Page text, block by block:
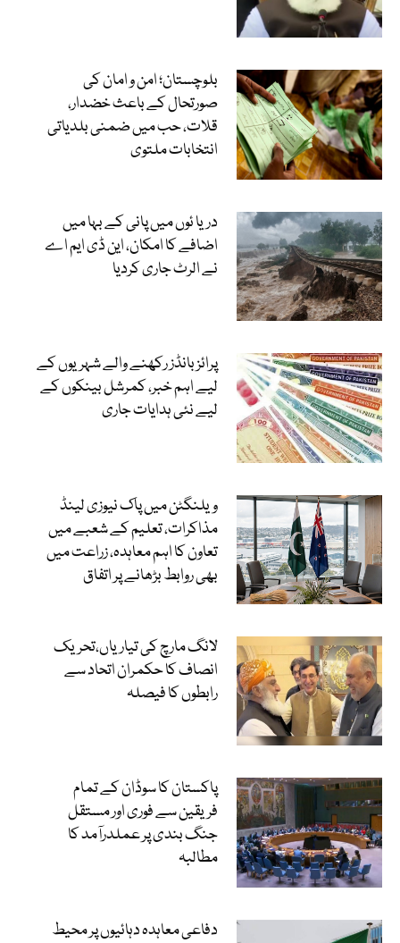
بلوچستان؛ امن و امان کی
صورتحال کے باعث خضدار،
قلات، حب میں ضمنی بلدیاتی
انتخابات ملتوی
دریا ئوں میں پانی کے بہا میں
اضافے کا امکان، این ڈی ایم اے
نے الرٹ جاری کردیا
پرائز بانڈز رکھنے والے شہریوں کے
لیے اہم خبر، کمرشل بینکوں کے
لیے نئی ہدایات جاری
ویلنگٹن میں پاک نیوزی لینڈ
مذاکرات، تعلیم کے شعبے میں
تعاون کا اہم معاہدہ، زراعت میں
بھی روابط بڑھانے پر اتفاق
لانگ مارچ کی تیاریاں،تحریک
انصاف کا حکمران اتحاد سے
رابطوں کا فیصلہ
پاکستان کا سوڈان کے تمام
فریقین سے فوری اور مستقل
جنگ بندی پر عملدرآمد کا
مطالبہ
دفاعی معاہدہ دہائیوں پر محیط